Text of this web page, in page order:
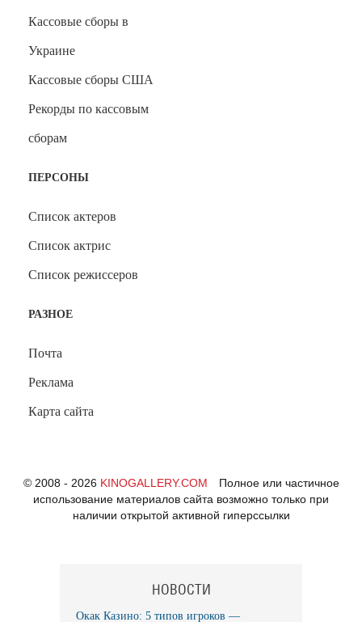
НОВОСТИ
Окак Казино: 5 типов игроков —
Кассовые сборы в
Украине
Кассовые сборы США
Рекорды по кассовым
сборам
ПЕРСОНЫ
Список актеров
Список актрис
Список режиссеров
РАЗНОЕ
Почта
Реклама
Карта сайта
© 2008 - 2026 KINOGALLERY.COM
Полное или частичное
использование материалов сайта возможно только при
наличии открытой активной гиперссылки